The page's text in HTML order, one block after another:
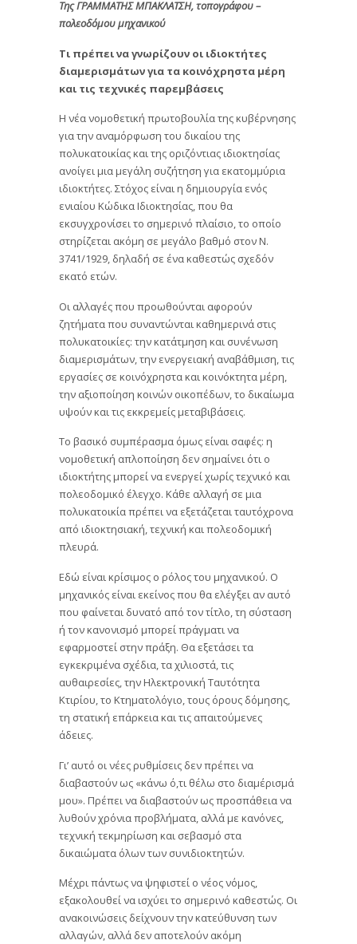
Της ΓΡΑΜΜΑΤΗΣ ΜΠΑΚΛΑΤΣΗ, τοπογράφου –
πολεοδόμου μηχανικού
Τι πρέπει να γνωρίζουν οι ιδιοκτήτες
διαμερισμάτων για τα κοινόχρηστα μέρη
και τις τεχνικές παρεμβάσεις
Η νέα νομοθετική πρωτοβουλία της κυβέρνησης
για την αναμόρφωση του δικαίου της
πολυκατοικίας και της οριζόντιας ιδιοκτησίας
ανοίγει μια μεγάλη συζήτηση για εκατομμύρια
ιδιοκτήτες. Στόχος είναι η δημιουργία ενός
ενιαίου Κώδικα Ιδιοκτησίας, που θα
εκσυγχρονίσει το σημερινό πλαίσιο, το οποίο
στηρίζεται ακόμη σε μεγάλο βαθμό στον Ν.
3741/1929, δηλαδή σε ένα καθεστώς σχεδόν
εκατό ετών.
Οι αλλαγές που προωθούνται αφορούν
ζητήματα που συναντώνται καθημερινά στις
πολυκατοικίες: την κατάτμηση και συνένωση
διαμερισμάτων, την ενεργειακή αναβάθμιση, τις
εργασίες σε κοινόχρηστα και κοινόκτητα μέρη,
την αξιοποίηση κοινών οικοπέδων, το δικαίωμα
υψούν και τις εκκρεμείς μεταβιβάσεις.
Το βασικό συμπέρασμα όμως είναι σαφές: η
νομοθετική απλοποίηση δεν σημαίνει ότι ο
ιδιοκτήτης μπορεί να ενεργεί χωρίς τεχνικό και
πολεοδομικό έλεγχο. Κάθε αλλαγή σε μια
πολυκατοικία πρέπει να εξετάζεται ταυτόχρονα
από ιδιοκτησιακή, τεχνική και πολεοδομική
πλευρά.
Εδώ είναι κρίσιμος ο ρόλος του μηχανικού. Ο
μηχανικός είναι εκείνος που θα ελέγξει αν αυτό
που φαίνεται δυνατό από τον τίτλο, τη σύσταση
ή τον κανονισμό μπορεί πράγματι να
εφαρμοστεί στην πράξη. Θα εξετάσει τα
εγκεκριμένα σχέδια, τα χιλιοστά, τις
αυθαιρεσίες, την Ηλεκτρονική Ταυτότητα
Κτιρίου, το Κτηματολόγιο, τους όρους δόμησης,
τη στατική επάρκεια και τις απαιτούμενες
άδειες.
Γι’ αυτό οι νέες ρυθμίσεις δεν πρέπει να
διαβαστούν ως «κάνω ό,τι θέλω στο διαμέρισμά
μου». Πρέπει να διαβαστούν ως προσπάθεια να
λυθούν χρόνια προβλήματα, αλλά με κανόνες,
τεχνική τεκμηρίωση και σεβασμό στα
δικαιώματα όλων των συνιδιοκτητών.
Μέχρι πάντως να ψηφιστεί ο νέος νόμος,
εξακολουθεί να ισχύει το σημερινό καθεστώς. Οι
ανακοινώσεις δείχνουν την κατεύθυνση των
αλλαγών, αλλά δεν αποτελούν ακόμη